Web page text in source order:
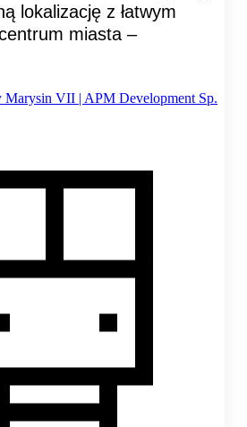
lokalizację z łatwym
miasta –
Marysin VII | APM Development Sp.